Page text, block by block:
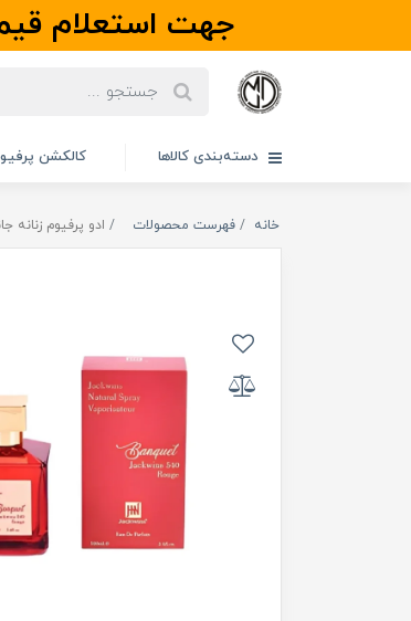
جهت استعلام
دسته‌بندی کالاها کالکشن
خانه فهرست محصولات ادو پرفیوم زنانه